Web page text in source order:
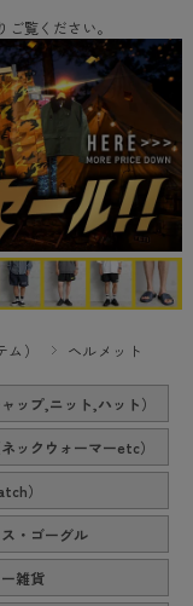
覧ください。
） ヘルメット
ップ,ニット,ハット）
ックウォーマーetc）
）
・ゴーグル
雑貨